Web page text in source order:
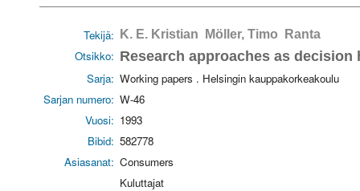
Tekijä: K. E. Kristian Möller, Timo Ranta
Otsikko: Research approaches as
Sarja: Working papers . Helsingin kauppakorkeakoulu
Sarjan numero: W-46
Vuosi: 1993
Bibid: 582778
Asiasanat: Consumers
Kuluttajat